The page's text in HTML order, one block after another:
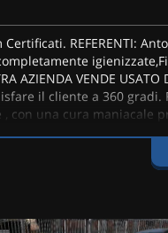
REFERENTI:
AZIENDA VENDE
il cliente a 360 gradi.
con una cura